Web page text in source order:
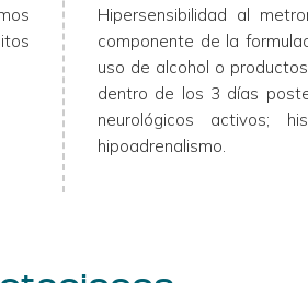
Hipersensibilidad al
componente de la
uso de alcohol o
dentro de los 3 días
neurológicos activos;
hipoadrenalismo.